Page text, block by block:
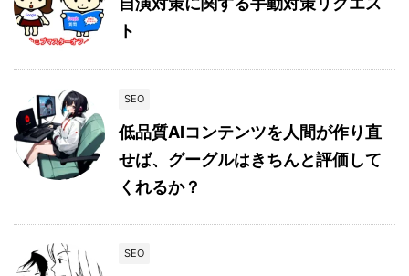
ト
SEO
低品質AIコンテンツを人間が作り直
せば、グーグルはきちんと評価して
くれるか？
SEO